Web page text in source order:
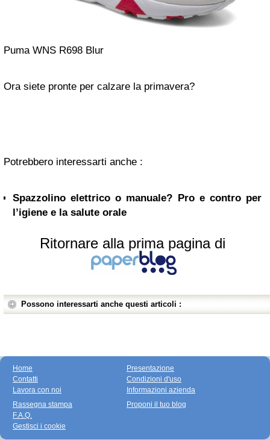
Puma WNS R698 Blur
Ora siete pronte per calzare la primavera?
Potrebbero interessarti anche :
Spazzolino elettrico o manuale? Pro e contro per
l’igiene e la salute orale
Ritornare alla prima pagina di
Possono interessarti anche questi articoli :
Home
Contatti
Lavora con noi
Presentazione
Condizioni d'uso
Informazioni azienda
Rassegna stampa
F.A.Q.
Gestisci i cookie
Proponi il tuo blog